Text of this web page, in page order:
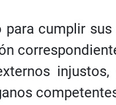
cumplir